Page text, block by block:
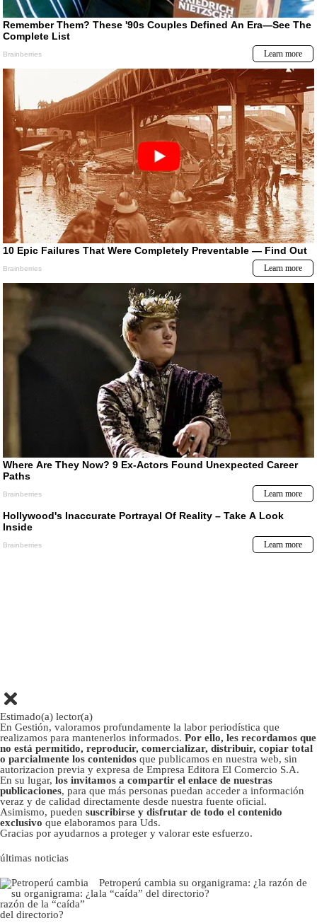
Estimado(a) lector(a)
En Gestión, valoramos profundamente la labor periodística que
realizamos para mantenerlos informados. Por ello, les recordamos que
no está permitido, reproducir, comercializar, distribuir, copiar total
o parcialmente los contenidos que publicamos en nuestra web, sin
autorizacion previa y expresa de Empresa Editora El Comercio S.A.
En su lugar, los invitamos a compartir el enlace de nuestras
publicaciones, para que más personas puedan acceder a información
veraz y de calidad directamente desde nuestra fuente oficial.
Asimismo, pueden suscribirse y disfrutar de todo el contenido
exclusivo que elaboramos para Uds.
Gracias por ayudarnos a proteger y valorar este esfuerzo.
últimas noticias
Petroperú cambia su organigrama: ¿la razón de
la “caída” del directorio?